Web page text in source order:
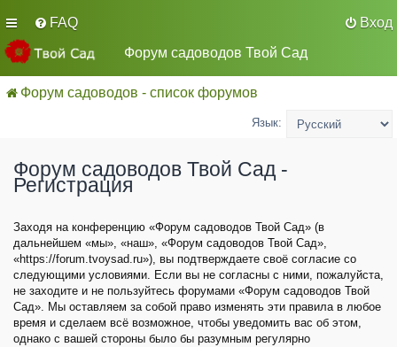
FAQ
Вход
Форум садоводов Твой Сад
Форум садоводов - список форумов
Язык:
Форум садоводов Твой Сад -
Регистрация
Заходя на конференцию «Форум садоводов Твой Сад» (в
дальнейшем «мы», «наш», «Форум садоводов Твой Сад»,
«https://forum.tvoysad.ru»), вы подтверждаете своё согласие со
следующими условиями. Если вы не согласны с ними, пожалуйста,
не заходите и не пользуйтесь форумами «Форум садоводов Твой
Сад». Мы оставляем за собой право изменять эти правила в любое
время и сделаем всё возможное, чтобы уведомить вас об этом,
однако с вашей стороны было бы разумным регулярно